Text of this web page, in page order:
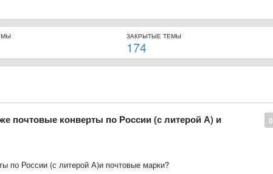
ЗАКРЫТЫЕ ТЕМЫ
174
0
почтовые конверты по России (с литерой А) и
по России (с литерой А)и почтовые марки?